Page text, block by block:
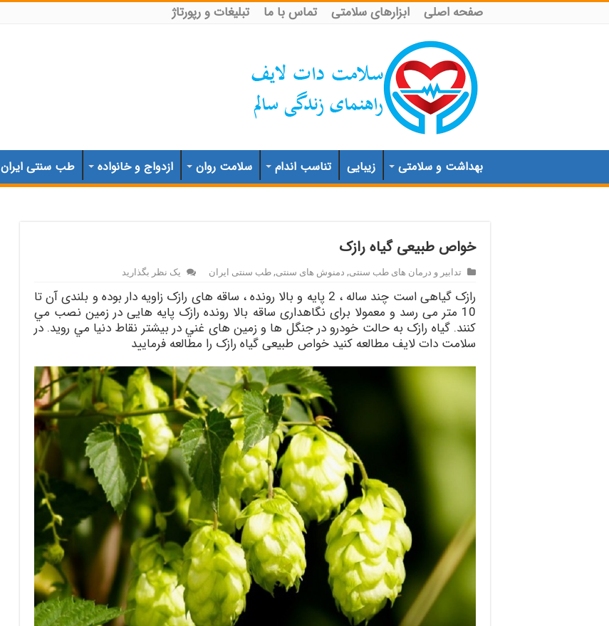
صفحه اصلی ابزارهای سلامتی تماس با ما تبلیغات و رپورتاژ
بهداشت و سلامتی زیبایی تناسب اندام سلامت روان ازدواج و خانواده طب سنتی ایران
خواص طبیعی گیاه رازک
تدابیر و درمان های طب سنتی, دمنوش های سنتی,طب سنتی ایران یک نظر بگذارید
رازک گياهی است چند ساله ، 2 پايه و بالا رونده ، ساقه های رازک زاويه دار بوده و بلندی آن تا
10 متر می رسد و معمولا برای نگاهداری ساقه بالا رونده رازک پايه هايی در زمين نصب مي
كنند. گياه رازک به حالت خودرو در جنگل ها و زمين های غني در بيشتر نقاط دنيا مي رويد. در
سلامت دات لایف مطالعه کنید خواص طبیعی گیاه رازک را مطالعه فرمایید